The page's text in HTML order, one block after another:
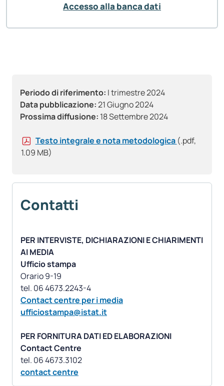
Periodo di riferimento: I trimestre 2024
Data pubblicazione:21 Giugno 2024
Prossima diffusione: 18 Settembre 2024
Testo integrale e nota metodologica (.pdf,
1.09 MB)
Contatti
PER INTERVISTE, DICHIARAZIONI E CHIARIMENTI
AI MEDIA
Ufficio stampa
Orario 9-19
Contact centre per i media
ufficiostampa@istat.it
PER FORNITURA DATI ED ELABORAZIONI
Contact Centre
contact centre
Accesso alla banca dati